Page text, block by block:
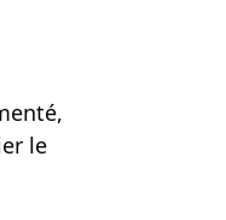
le